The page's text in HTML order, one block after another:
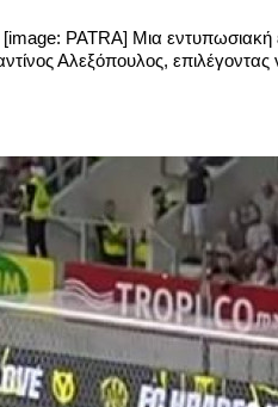
[image: PATRA] Μια εντυπωσιακή
Αλεξόπουλος, επιλέγοντας